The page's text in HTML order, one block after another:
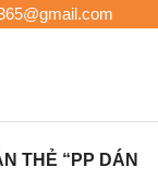
THẺ “PP DÁN